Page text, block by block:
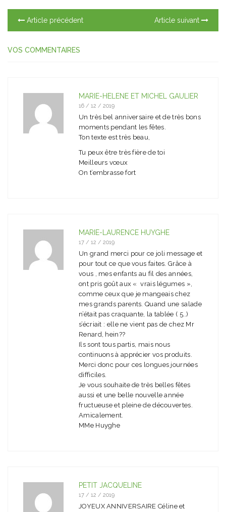
Article précédent Article suivant
VOS COMMENTAIRES
MARIE-HÉLÈNE ET MICHEL GAULIER
16 / 12 / 2019
Un très bel anniversaire et de très bons
moments pendant les fêtes.
Ton texte est très beau,
Tu peux être très fière de toi
Meilleurs vœux
On t’embrasse fort
MARIE-LAURENCE HUYGHE
17 / 12 / 2019
Un grand merci pour ce joli message et
pour tout ce que vous faites. Grâce à
vous , mes enfants au fil des années,
ont pris goût aux « vrais légumes »,
comme ceux que je mangeais chez
mes grands parents. Quand une salade
n’était pas craquante, la tablée ( 5..)
s’écriait : elle ne vient pas de chez Mr
Renard, hein??
Ils sont tous partis, mais nous
continuons à apprécier vos produits.
Merci donc pour ces longues journées
difficiles.
Je vous souhaite de très belles fêtes
aussi et une belle nouvelle année
fructueuse et pleine de découvertes.
Amicalement.
MMe Huyghe
PETIT JACQUELINE
17 / 12 / 2019
JOYEUX ANNIVERSAIRE Céline et